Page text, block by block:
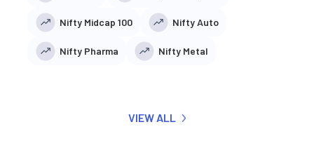
Nifty Midcap 100 Nifty Auto
Nifty Pharma Nifty Metal
VIEW ALL